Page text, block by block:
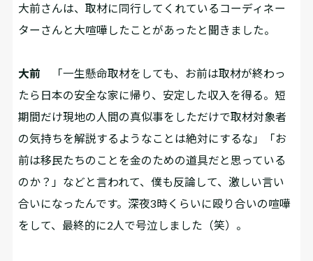
――大前さんは、取材に同行してくれているコーディネー
ターさんと大喧嘩したことがあったと聞きました。
大前 「一生懸命取材をしても、お前は取材が終わっ
たら日本の安全な家に帰り、安定した収入を得る。短
期間だけ現地の人間の真似事をしただけで取材対象者
の気持ちを解説するようなことは絶対にするな」「お
前は移民たちのことを金のための道具だと思っている
のか？」などと言われて、僕も反論して、激しい言い
合いになったんです。深夜3時くらいに殴り合いの喧嘩
をして、最終的に2人で号泣しました（笑）。